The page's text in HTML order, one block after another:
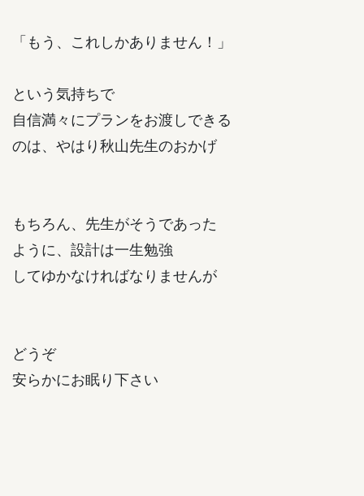
「もう、これしかありません！」
という気持ちで
自信満々にプランをお渡しできる
のは、やはり秋山先生のおかげ
もちろん、先生がそうであった
ように、設計は一生勉強
してゆかなければなりませんが
どうぞ
安らかにお眠り下さい